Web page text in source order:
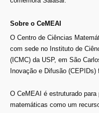
Sobre o CeMEAI
O Centro de Ciências
com sede no Instituto de
(ICMC) da USP, em São
Inovação e Difusão
O CeMEAI é estruturado
matemáticas como um